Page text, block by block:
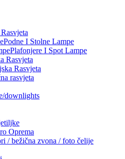
Podne I Stolne Lampe
Plafonjere I Spot Lampe
Rasvjeta
Rasvjeta
rasvjeta
downlights
Oprema
/ bežična zvona / foto čelije